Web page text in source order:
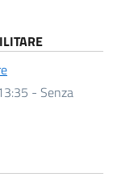
- Senza